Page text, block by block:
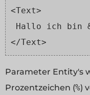
<Text>
Hallo ich bin
</Text>
Parameter Entity's
Prozentzeichen (%)